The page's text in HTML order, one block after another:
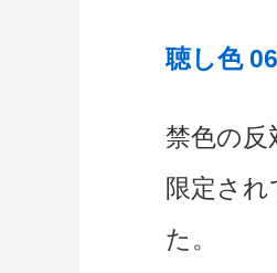
聴し色
禁色の反
限定さ
た。